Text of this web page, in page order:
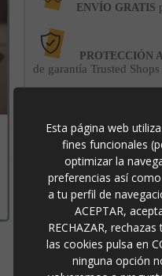
ENVÍO GRATIS
PROTECCIÓN
de garantía Trusted Shops
transferencia bancaria
305617
8435435338893
Esta página web
fines funcionales
optimizar la
preferencias así
a tu perfil de
ACEPTAR,
RECHAZAR,
las cookies pulsa en
ninguna opción